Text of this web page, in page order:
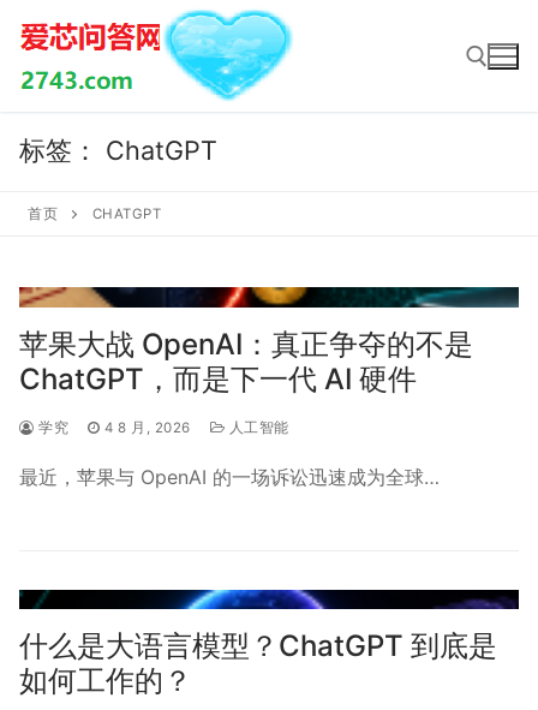
Skip
content
标签： ChatGPT
首页 CHATGPT
苹果大战 OpenAI：真正争夺的不是
ChatGPT，而是下一代 AI 硬件
学究 4 8 月, 2026 人工智能
最近，苹果与 OpenAI 的一场诉讼迅速成为全球…
什么是大语言模型？ChatGPT 到底是
如何工作的？